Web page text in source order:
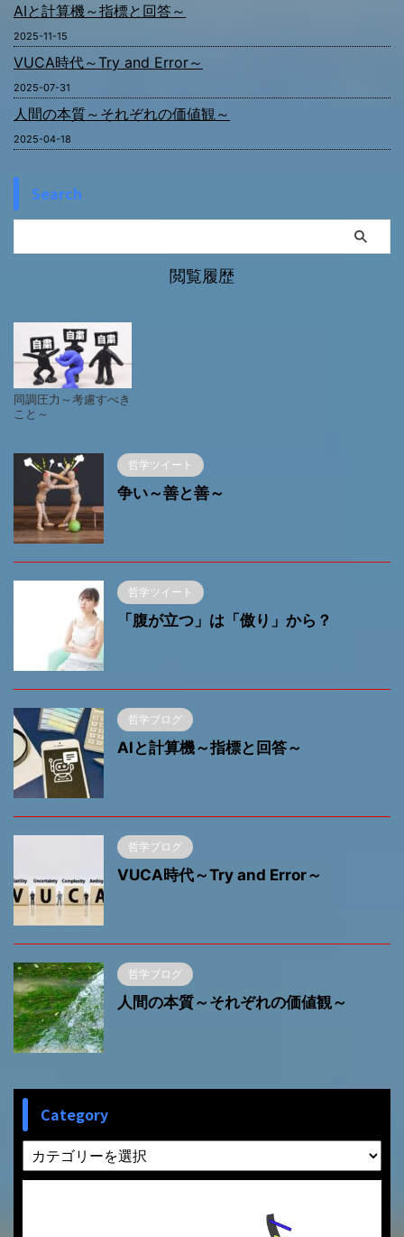
AIと計算機～指標と回答～
2025-11-15
VUCA時代～Try and Error～
2025-07-31
人間の本質～それぞれの価値観～
2025-04-18
Search
閲覧履歴
同調圧力～考慮すべき
こと～
哲学ツイート
争い～善と善～
哲学ツイート
「腹が立つ」は「傲り」から？
哲学ブログ
AIと計算機～指標と回答～
哲学ブログ
VUCA時代～Try and Error～
哲学ブログ
人間の本質～それぞれの価値観～
Category